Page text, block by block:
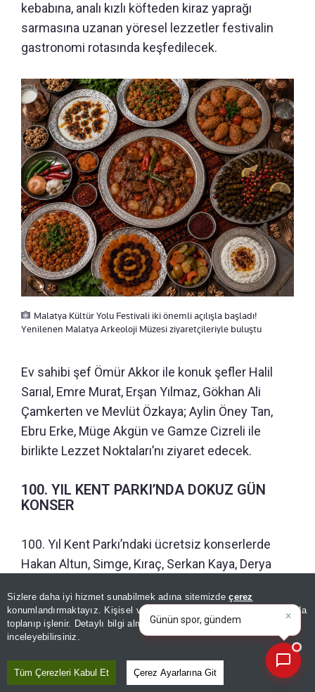
Sizlere daha iyi hizmet sunabilmek adına sitemizdeçerez
konumlandırmaktayız. Kişisel verileriniz, KVKK ve GDPR kapsamında
toplanıp işlenir. Detaylı bilgi almak içinAydınlatma Metnimizi
inceleyebilirsiniz.
Tüm Çerezleri Kabul Et Çerez Ayarlarına Git
kebabına, analı kızlı köfteden kiraz yaprağı
sarmasına uzanan yöresel lezzetler festivalin
gastronomi rotasında keşfedilecek.
Malatya Kültür Yolu Festivali iki önemli açılışla başladı!
Yenilenen Malatya Arkeoloji Müzesi ziyaretçileriyle buluştu
Ev sahibi şef Ömür Akkor ile konuk şefler Halil
Sarıal, Emre Murat, Erşan Yılmaz, Gökhan Ali
Çamkerten ve Mevlüt Özkaya; Aylin Öney Tan,
Ebru Erke, Müge Akgün ve Gamze Cizreli ile
birlikte Lezzet Noktaları’nı ziyaret edecek.
100. YIL KENT PARKI’NDA DOKUZ GÜN
KONSER
100. Yıl Kent Parkı’ndaki ücretsiz konserlerde
Hakan Altun, Simge, Kıraç, Serkan Kaya, Derya
sahne alacak. Festival, 16 Ağustos’a kadar
sergilerden tiyatroya, konserlerden geleneksel
sanatlara, çocuk etkinliklerinden gastronomiye
uzanan yüzlerce etkinlikle Malatya’nın dört bir
yanında devam edecek.
Günün spor, gündem ve
ekonomi gelişmelerini analiz
edin!|